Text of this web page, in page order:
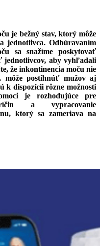
je bežný stav, ktorý môže
jednotlivca. Odbúravaním
sa snažíme poskytovať
jednotlivcov, aby vyhľadali
že inkontinencia moču nie
môže postihnúť mužov aj
k dispozícii rôzne možnosti
je rozhodujúce pre
a vypracovanie
ktorý sa zameriava na